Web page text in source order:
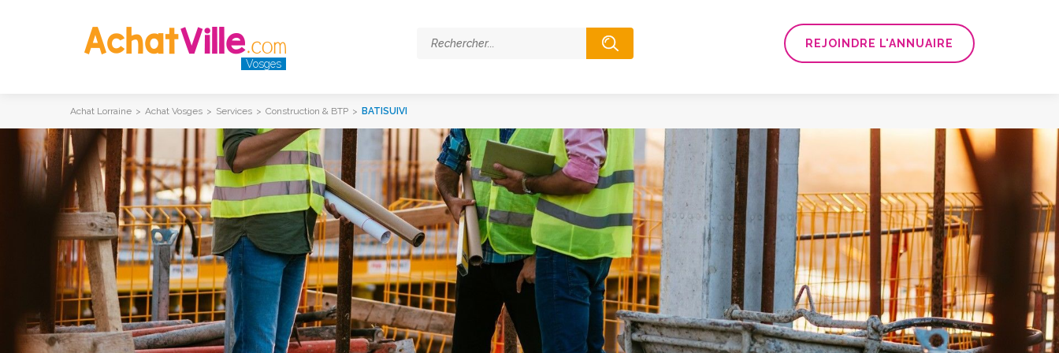
Vosges
REJOINDRE L'ANNUAIRE
Achat Lorraine > Achat Vosges > Services > Construction & BTP > BATISUIVI